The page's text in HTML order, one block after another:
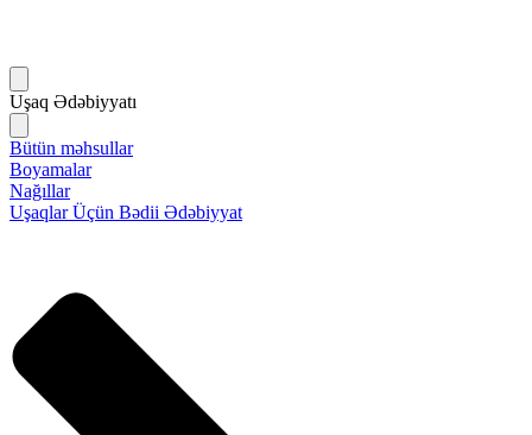
Uşaq Ədəbiyyatı
Bütün məhsullar
Boyamalar
Nağıllar
Uşaqlar Üçün Bədii Ədəbiyyat